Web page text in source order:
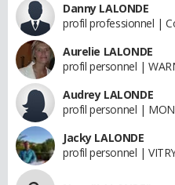
Danny LALONDE
profil professionnel |
Aurelie LALONDE
profil personnel |
Audrey LALONDE
profil personnel |
Jacky LALONDE
profil personnel |